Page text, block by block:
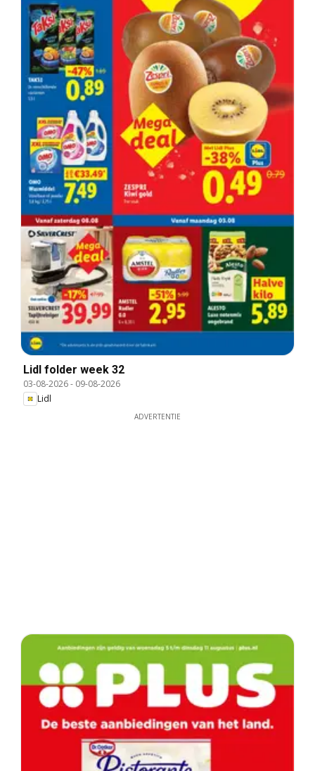
Lidl folder week 32
03-08-2026- 09-08-2026
Lidl
ADVERTENTIE